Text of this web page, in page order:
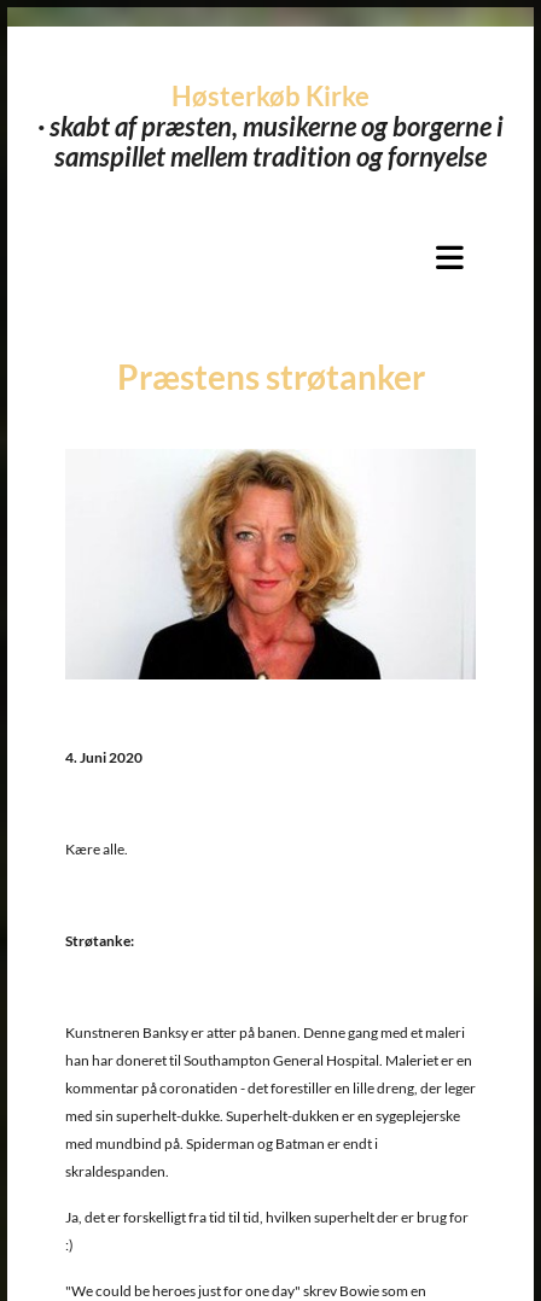
Høsterkøb Kirke
· skabt af præsten, musikerne og borgerne i
samspillet mellem tradition og fornyelse​
Præstens strøtanker
4. Juni 2020
Kære alle.
Strøtanke:
Kunstneren Banksy er atter på banen. Denne gang med et maleri
han har doneret til Southampton General Hospital. Maleriet er en
kommentar på coronatiden - det forestiller en lille dreng, der leger
med sin superhelt-dukke. Superhelt-dukken er en sygeplejerske
med mundbind på. Spiderman og Batman er endt i
skraldespanden.
Ja, det er forskelligt fra tid til tid, hvilken superhelt der er brug for
:)
"We could be heroes just for one day" skrev Bowie som en